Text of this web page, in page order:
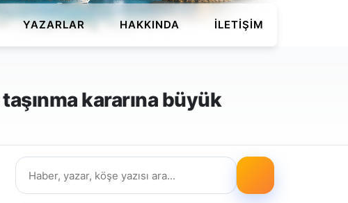
YAZARLAR HAKKINDA İLETIŞIM
kararına büyük